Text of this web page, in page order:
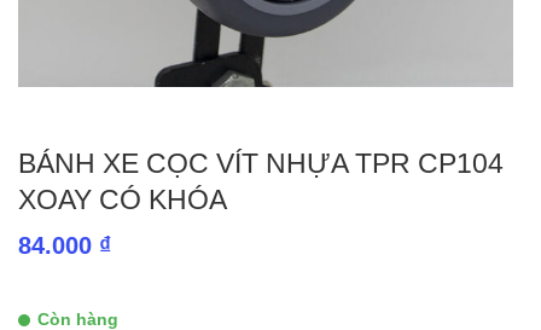
BÁNH XE CỌC VÍT NHỰA TPR CP104
XOAY CÓ KHÓA
84.000 ₫
Còn hàng